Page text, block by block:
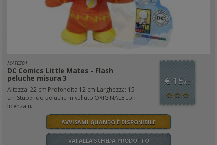
MATES01
DC Comics Little Mates - Flash
peluche misura 3
Altezza: 22 cm Profondità 12 cm Larghezza: 15
cm Stupendo peluche in velluto ORIGINALE con
licenza u..
€ 15,00
AVVISAMI QUANDO È DISPONIBILE
VAI ALLA SCHEDA PRODOTTO